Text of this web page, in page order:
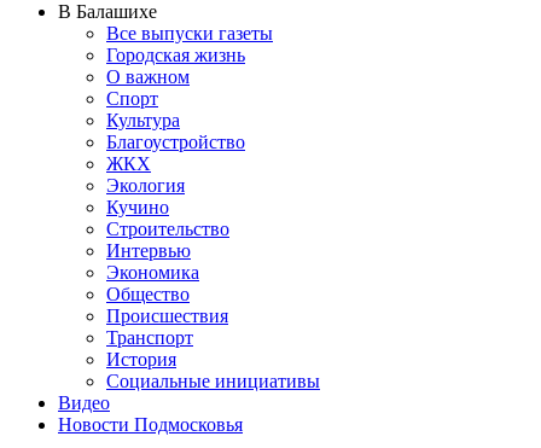
В Балашихе
Все выпуски газеты
Городская жизнь
О важном
Спорт
Культура
Благоустройство
ЖКХ
Экология
Кучино
Строительство
Интервью
Экономика
Общество
Происшествия
Транспорт
История
Социальные инициативы
Видео
Новости Подмосковья